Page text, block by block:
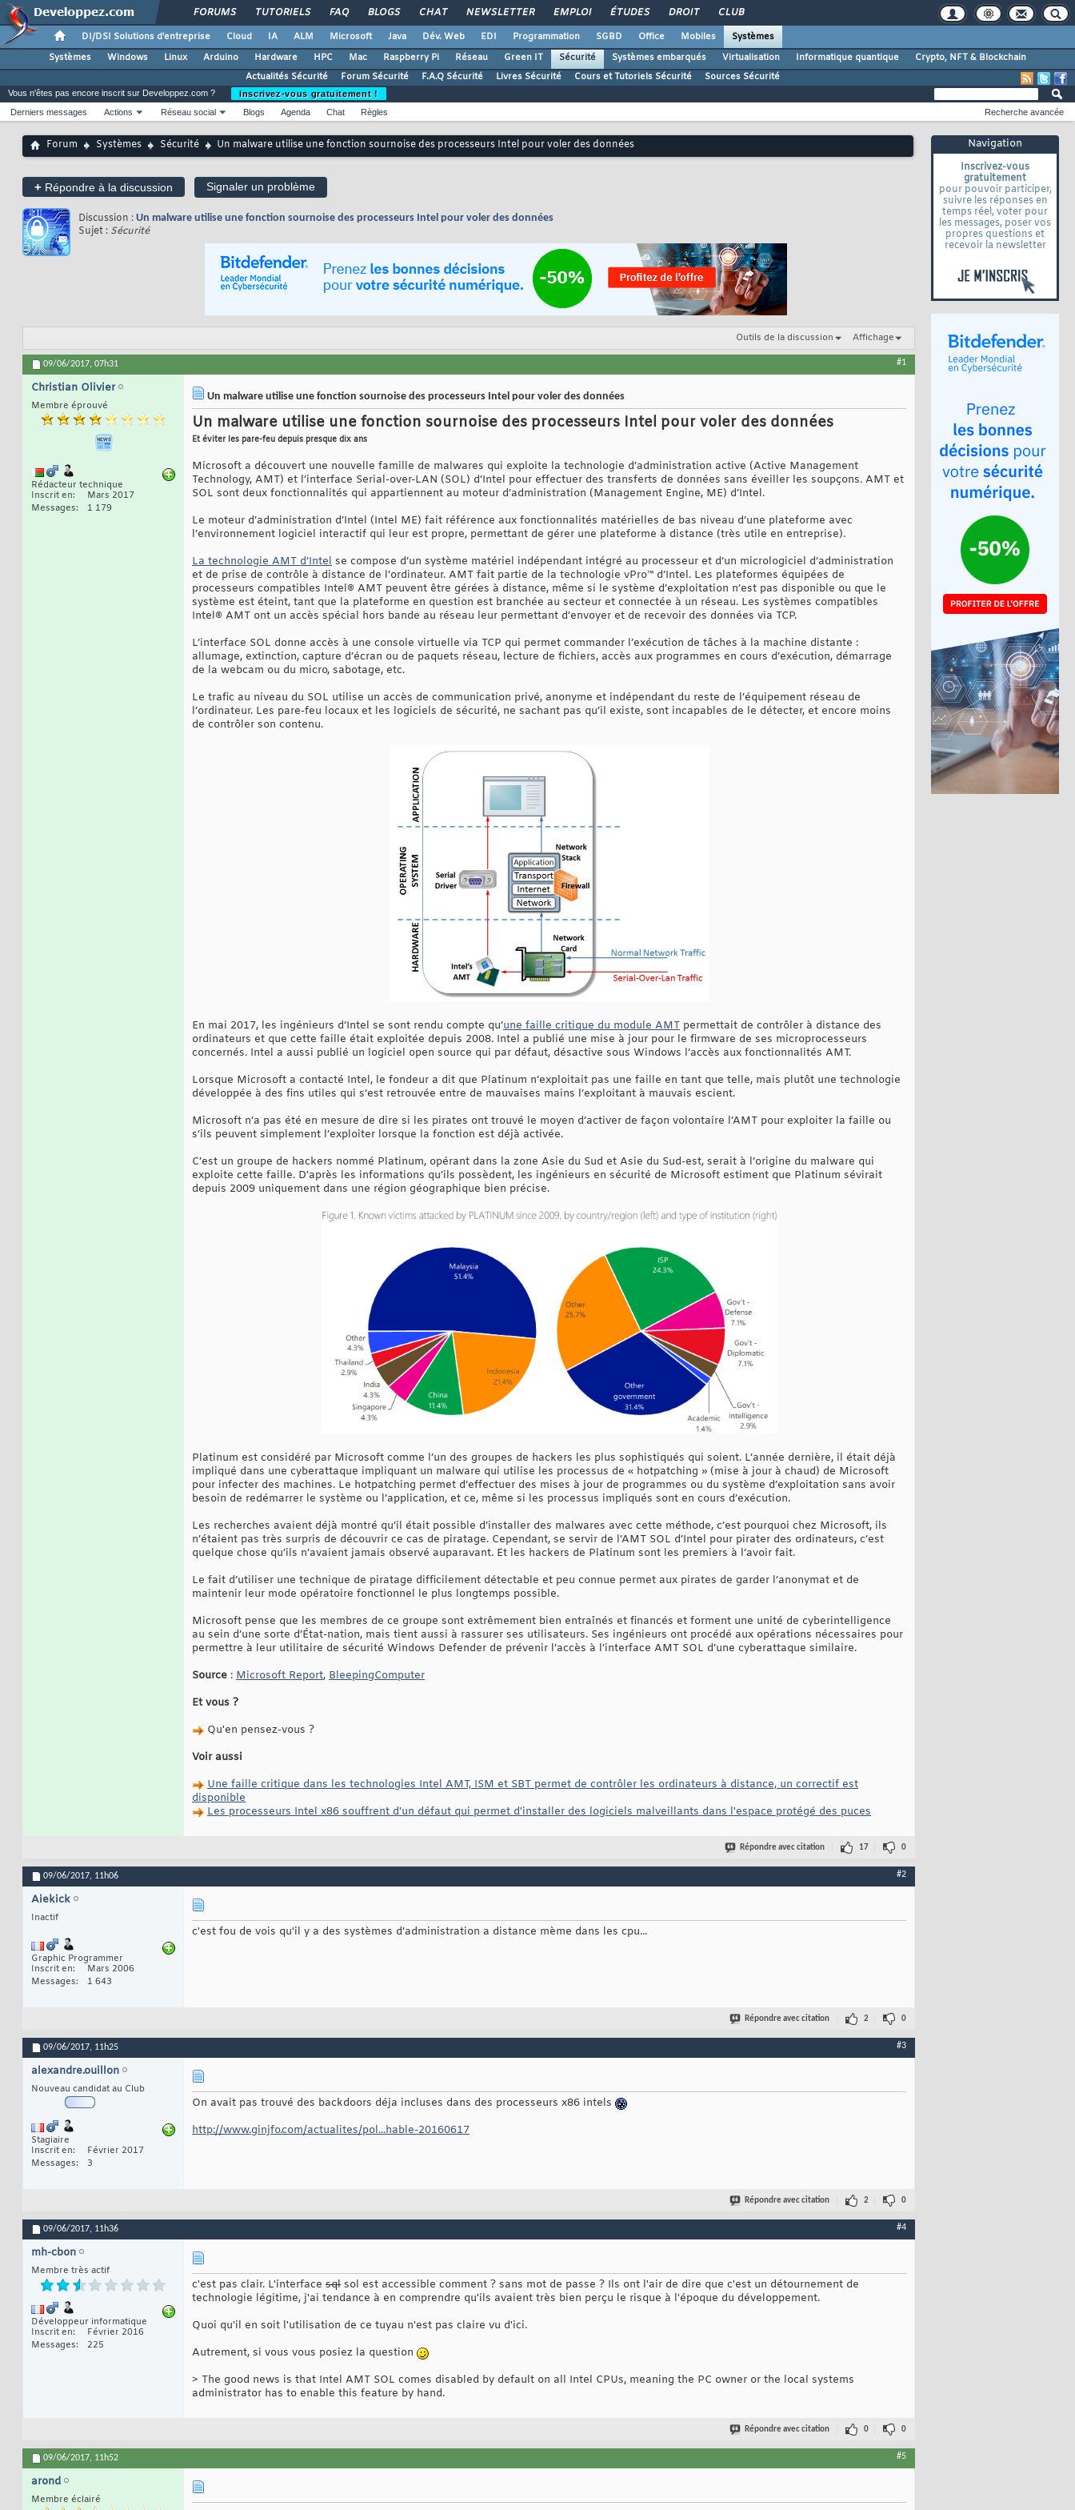
FORUMS TUTORIELS FAQ BLOGS CHAT NEWSLETTER EMPLOI ÉTUDES DROIT CLUB
DI/DSI Solutions d'entreprise Cloud IA ALM Microsoft Java Dév. Web EDI Programmation SGBD Office Mobiles
Systèmes
Systèmes
Windows Linux Arduino Hardware HPC Mac Raspberry Pi Réseau Green IT Sécurité Systèmes embarqués Virtualisation Informatique quantique
Crypto, NFT & Blockchain
Actualités Sécurité
Forum Sécurité F.A.Q Sécurité Livres Sécurité Cours et Tutoriels Sécurité Sources Sécurité
Navigation
Inscrivez-vous
gratuitement
pour pouvoir participer,
suivre les réponses en
temps réel, voter pour
les messages, poser vos
propres questions et
recevoir la newsletter
Vous n'êtes pas encore inscrit sur Developpez.com ?
Inscrivez-vous gratuitement !
Derniers messages
Actions Réseau social Blogs Agenda Chat Règles Recherche avancée
Forum Systèmes Sécurité Un malware utilise une fonction sournoise des processeurs Intel pour voler des données
+ Répondre à la discussion Signaler un problème
Discussion : Un malware utilise une fonction sournoise des processeurs Intel pour voler des données
Sujet : Sécurité
Outils de la discussion Affichage
09/06/2017, 07h31 #1
Christian Olivier
Membre éprouvé
Rédacteur technique
Inscrit en
Mars 2017
Messages
1 179
Un malware utilise une fonction sournoise des processeurs Intel pour voler des données
Un malware utilise une fonction sournoise des processeurs Intel pour voler des données
Et éviter les pare-feu depuis presque dix ans
Microsoft a découvert une nouvelle famille de malwares qui exploite la technologie d’administration active (Active Management
Technology, AMT) et l’interface Serial-over-LAN (SOL) d’Intel pour effectuer des transferts de données sans éveiller les soupçons. AMT et
SOL sont deux fonctionnalités qui appartiennent au moteur d’administration (Management Engine, ME) d’Intel.
Le moteur d’administration d’Intel (Intel ME) fait référence aux fonctionnalités matérielles de bas niveau d’une plateforme avec
l’environnement logiciel interactif qui leur est propre, permettant de gérer une plateforme à distance (très utile en entreprise).
La technologie AMT d’Intel se compose d’un système matériel indépendant intégré au processeur et d’un micrologiciel d’administration
et de prise de contrôle à distance de l’ordinateur. AMT fait partie de la technologie vPro™ d’Intel. Les plateformes équipées de
processeurs compatibles Intel® AMT peuvent être gérées à distance, même si le système d’exploitation n’est pas disponible ou que le
système est éteint, tant que la plateforme en question est branchée au secteur et connectée à un réseau. Les systèmes compatibles
Intel® AMT ont un accès spécial hors bande au réseau leur permettant d’envoyer et de recevoir des données via TCP.
L’interface SOL donne accès à une console virtuelle via TCP qui permet commander l’exécution de tâches à la machine distante :
allumage, extinction, capture d’écran ou de paquets réseau, lecture de fichiers, accès aux programmes en cours d’exécution, démarrage
de la webcam ou du micro, sabotage, etc.
Le trafic au niveau du SOL utilise un accès de communication privé, anonyme et indépendant du reste de l’équipement réseau de
l’ordinateur. Les pare-feu locaux et les logiciels de sécurité, ne sachant pas qu’il existe, sont incapables de le détecter, et encore moins
de contrôler son contenu.
En mai 2017, les ingénieurs d’Intel se sont rendu compte qu’une faille critique du module AMT permettait de contrôler à distance des
ordinateurs et que cette faille était exploitée depuis 2008. Intel a publié une mise à jour pour le firmware de ses microprocesseurs
concernés. Intel a aussi publié un logiciel open source qui par défaut, désactive sous Windows l’accès aux fonctionnalités AMT.
Lorsque Microsoft a contacté Intel, le fondeur a dit que Platinum n’exploitait pas une faille en tant que telle, mais plutôt une technologie
développée à des fins utiles qui s’est retrouvée entre de mauvaises mains l’exploitant à mauvais escient.
Microsoft n’a pas été en mesure de dire si les pirates ont trouvé le moyen d’activer de façon volontaire l’AMT pour exploiter la faille ou
s’ils peuvent simplement l’exploiter lorsque la fonction est déjà activée.
C’est un groupe de hackers nommé Platinum, opérant dans la zone Asie du Sud et Asie du Sud-est, serait à l’origine du malware qui
exploite cette faille. D’après les informations qu’ils possèdent, les ingénieurs en sécurité de Microsoft estiment que Platinum sévirait
depuis 2009 uniquement dans une région géographique bien précise.
Platinum est considéré par Microsoft comme l’un des groupes de hackers les plus sophistiqués qui soient. L’année dernière, il était déjà
impliqué dans une cyberattaque impliquant un malware qui utilise les processus de « hotpatching » (mise à jour à chaud) de Microsoft
pour infecter des machines. Le hotpatching permet d’effectuer des mises à jour de programmes ou du système d’exploitation sans avoir
besoin de redémarrer le système ou l’application, et ce, même si les processus impliqués sont en cours d’exécution.
Les recherches avaient déjà montré qu’il était possible d’installer des malwares avec cette méthode, c’est pourquoi chez Microsoft, ils
n’étaient pas très surpris de découvrir ce cas de piratage. Cependant, se servir de l’AMT SOL d’Intel pour pirater des ordinateurs, c’est
quelque chose qu’ils n’avaient jamais observé auparavant. Et les hackers de Platinum sont les premiers à l’avoir fait.
Le fait d’utiliser une technique de piratage difficilement détectable et peu connue permet aux pirates de garder l’anonymat et de
maintenir leur mode opératoire fonctionnel le plus longtemps possible.
Microsoft pense que les membres de ce groupe sont extrêmement bien entraînés et financés et forment une unité de cyberintelligence
au sein d’une sorte d’État-nation, mais tient aussi à rassurer ses utilisateurs. Ses ingénieurs ont procédé aux opérations nécessaires pour
permettre à leur utilitaire de sécurité Windows Defender de prévenir l’accès à l’interface AMT SOL d’une cyberattaque similaire.
Source : Microsoft Report, BleepingComputer
Et vous ?
Qu'en pensez-vous ?
Voir aussi
Une faille critique dans les technologies Intel AMT, ISM et SBT permet de contrôler les ordinateurs à distance, un correctif est
disponible
Les processeurs Intel x86 souffrent d'un défaut qui permet d'installer des logiciels malveillants dans l'espace protégé des puces
Répondre avec citation 17 0
09/06/2017, 11h06 #2
Aiekick
Inactif
Graphic Programmer
Inscrit en
Mars 2006
Messages
1 643
c'est fou de vois qu'il y a des systèmes d’administration a distance mème dans les cpu...
Répondre avec citation 2 0
09/06/2017, 11h25 #3
alexandre.ouillon
Nouveau candidat au Club
Stagiaire
Inscrit en
Février 2017
Messages
3
On avait pas trouvé des backdoors déja incluses dans des processeurs x86 intels
http://www.ginjfo.com/actualites/pol...hable-20160617
Répondre avec citation 2 0
09/06/2017, 11h36 #4
mh-cbon
Membre très actif
Développeur informatique
Inscrit en
Février 2016
Messages
225
c'est pas clair. L'interface sql sol est accessible comment ? sans mot de passe ? Ils ont l'air de dire que c'est un détournement de
technologie légitime, j'ai tendance à en comprendre qu'ils avaient très bien perçu le risque à l'époque du développement.
Quoi qu'il en soit l'utilisation de ce tuyau n'est pas claire vu d'ici.
Autrement, si vous vous posiez la question
> The good news is that Intel AMT SOL comes disabled by default on all Intel CPUs, meaning the PC owner or the local systems
administrator has to enable this feature by hand.
Répondre avec citation 0 0
09/06/2017, 11h52 #5
arond
Membre éclairé